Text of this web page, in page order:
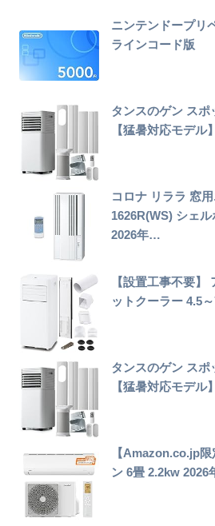
ニンテンドープリ
ラインコード版
タンスのゲン スポ
【猛暑対応モデ
コロナ リララ 窓
1626R(WS) シェ
2026年…
【設置工事不要
ットクーラー 4.5
タンスのゲン スポ
【猛暑対応モデ
【Amazon.co.jp
ン 6畳 2.2kw